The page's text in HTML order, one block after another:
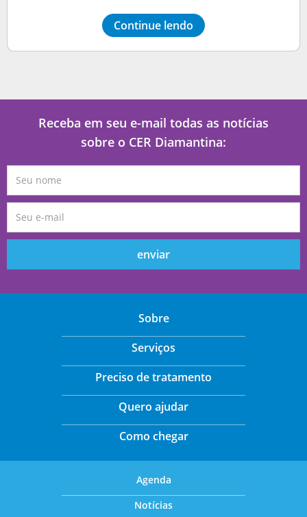
Continue lendo
Receba em seu e-mail todas as notícias
sobre o CER Diamantina:
Sobre
Serviços
Preciso de tratamento
Quero ajudar
Como chegar
Agenda
Notícias